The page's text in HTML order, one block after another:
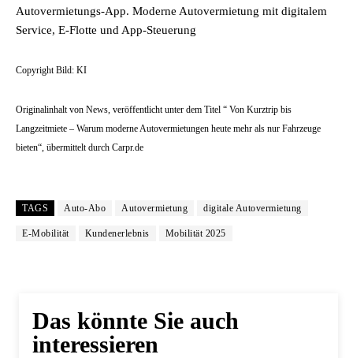
Autovermietungs-App. Moderne Autovermietung mit digitalem
Service, E-Flotte und App-Steuerung
Copyright Bild: KI
Originalinhalt von News, veröffentlicht unter dem Titel “ Von Kurztrip bis
Langzeitmiete – Warum moderne Autovermietungen heute mehr als nur Fahrzeuge
bieten“, übermittelt durch Carpr.de
TAGS Auto-Abo Autovermietung digitale Autovermietung
E-Mobilität Kundenerlebnis Mobilität 2025
Das könnte Sie auch
interessieren